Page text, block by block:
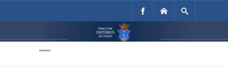
Unitárius Egyház